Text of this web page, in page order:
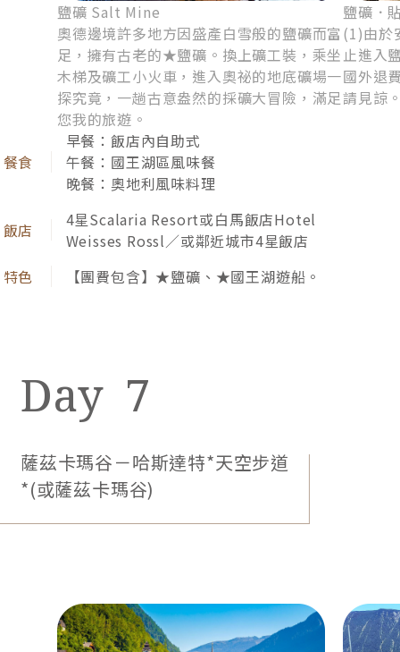
波西米亞的黃金歲月，凝聚於時代悠遠的老城廣場，
鹽礦 Salt Mine
奧德邊境許多地方因盛產白雪般的鹽礦而富
足，擁有古老的★鹽礦。換上礦工裝，乘坐
木梯及礦工小火車，進入奧祕的地底礦場一
探究竟，一趟古意盎然的採礦大冒險，滿足
您我的旅遊。
鹽礦．
(1)由於
止進入
國外退
請見諒
早餐：飯店內自助式
午餐：國王湖區風味餐
晚餐：奧地利風味料理
4星Scalaria Resort或白馬飯店Hotel
Weisses Rossl／或鄰近城市4星飯店
【團費包含】★鹽礦、★國王湖遊船。
7
薩茲卡瑪谷－哈斯達特*天空步道
*(或薩茲卡瑪谷)